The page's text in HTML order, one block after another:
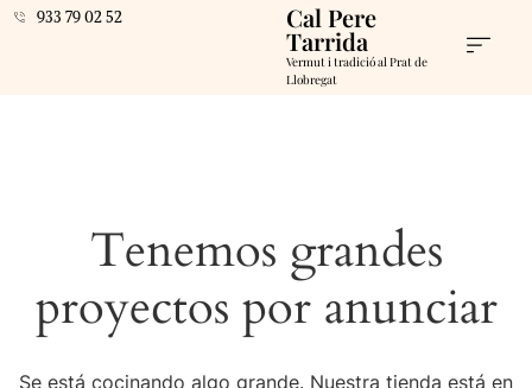
933 79 02 52 Cal Pere
Tarrida
Vermut i tradició al Prat de
Llobregat
Tenemos grandes
proyectos por anunciar
Se está cocinando algo grande. Nuestra tienda está en